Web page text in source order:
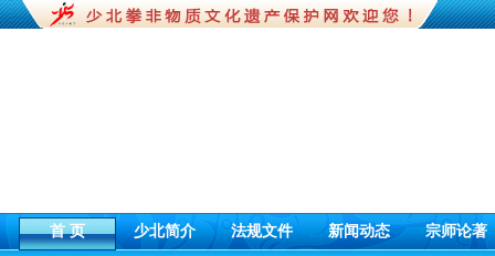
首 页 少北简介 法规文件 新闻动态 宗师论著